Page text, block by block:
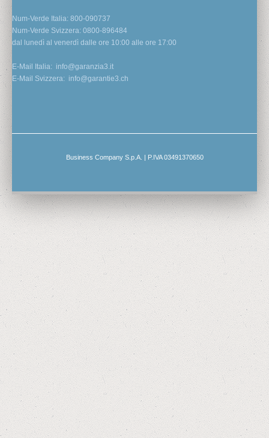
Num-Verde Italia: 800-090737
Num-Verde Svizzera: 0800-896484
dal lunedì al venerdì dalle ore 10:00 alle ore 17:00
E-Mail Italia: info@garanzia3.it
E-Mail Svizzera: info@garantie3.ch
Business Company S.p.A. | P.IVA 03491370650